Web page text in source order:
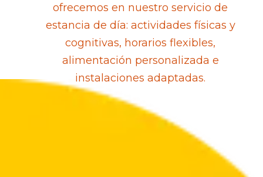
ofrecemos en nuestro servicio de
estancia de día: actividades físicas y
cognitivas, horarios flexibles,
alimentación personalizada e
instalaciones adaptadas.